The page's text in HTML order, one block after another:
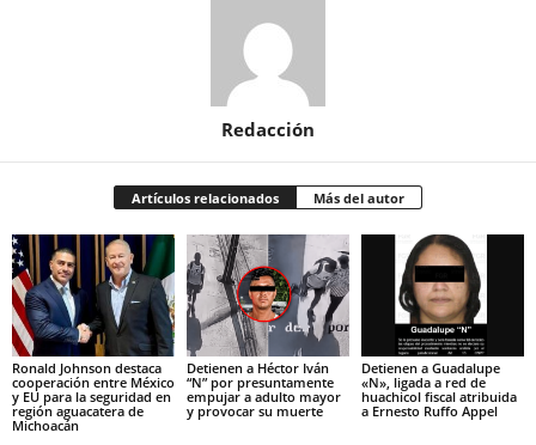
Redacción
Artículos relacionados Más del autor
Ronald Johnson destaca
cooperación entre México
y EU para la seguridad en
región aguacatera de
Michoacán
Detienen a Héctor Iván
“N” por presuntamente
empujar a adulto mayor
y provocar su muerte
Detienen a Guadalupe
«N», ligada a red de
huachicol fiscal atribuida
a Ernesto Ruffo Appel